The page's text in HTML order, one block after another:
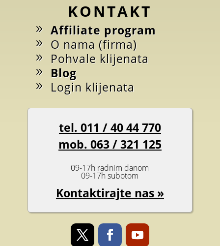
KONTAKT
Affiliate program
O nama (firma)
Pohvale klijenata
Blog
Login klijenata
tel. 011 / 40 44 770
mob. 063 / 321 125
09-17h radnim danom
09-17h subotom
Kontaktirajte nas »